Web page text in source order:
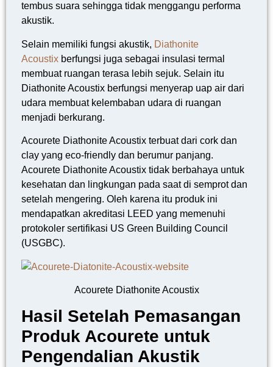
tembus suara sehingga tidak menggangu performa
akustik.
Selain memiliki fungsi akustik, Diathonite
Acoustix berfungsi juga sebagai insulasi termal
membuat ruangan terasa lebih sejuk. Selain itu
Diathonite Acoustix berfungsi menyerap uap air dari
udara membuat kelembaban udara di ruangan
menjadi berkurang.
Acourete Diathonite Acoustix terbuat dari cork dan
clay yang eco-friendly dan berumur panjang.
Acourete Diathonite Acoustix tidak berbahaya untuk
kesehatan dan lingkungan pada saat di semprot dan
setelah mengering. Oleh karena itu produk ini
mendapatkan akreditasi LEED yang memenuhi
protokoler sertifikasi US Green Building Council
(USGBC).
Acourete Diathonite Acoustix
Hasil Setelah Pemasangan
Produk Acourete untuk
Pengendalian Akustik